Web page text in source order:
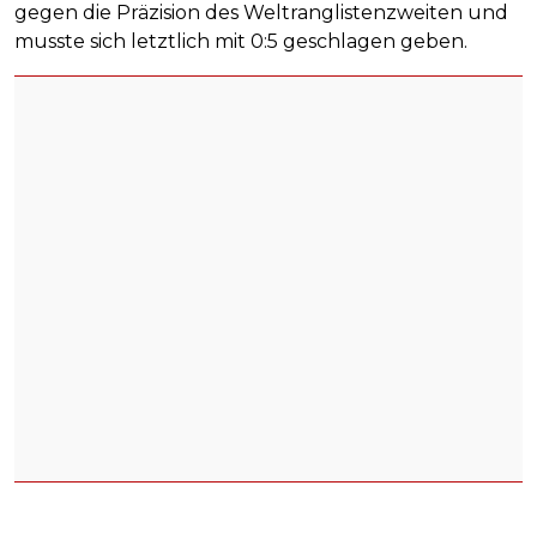
gegen die Präzision des Weltranglistenzweiten und
musste sich letztlich mit 0:5 geschlagen geben.